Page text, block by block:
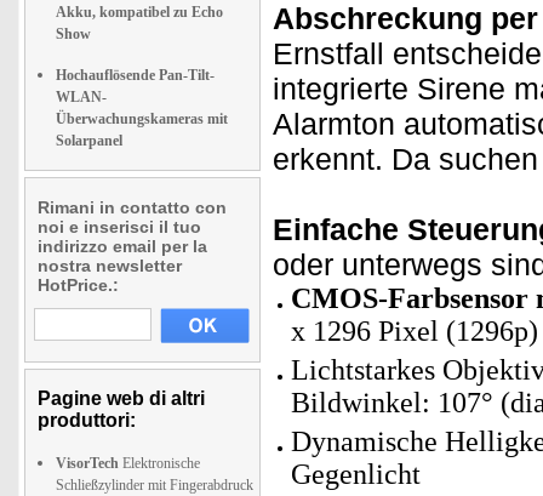
Akku, kompatibel zu Echo
Show
Hochauflösende Pan-Tilt-
WLAN-
Überwachungskameras mit
Solarpanel
Rimani in contatto con
noi e inserisci il tuo
indirizzo email per la
nostra newsletter
HotPrice.:
Pagine web di altri
produttori:
VisorTech Elektronische
Schließzylinder mit Fingerabdruck
Abschreckung
Ernstfall
integrierte Sirene
Alarmton
erkennt. Da
Einfache
oder unterwegs
CMOS-
x 1296 Pixel (1296p)
Lichtstarkes
Bildwinkel: 107°
Dynamische
Gegenlicht